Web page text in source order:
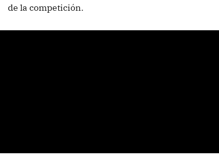
de la competición.